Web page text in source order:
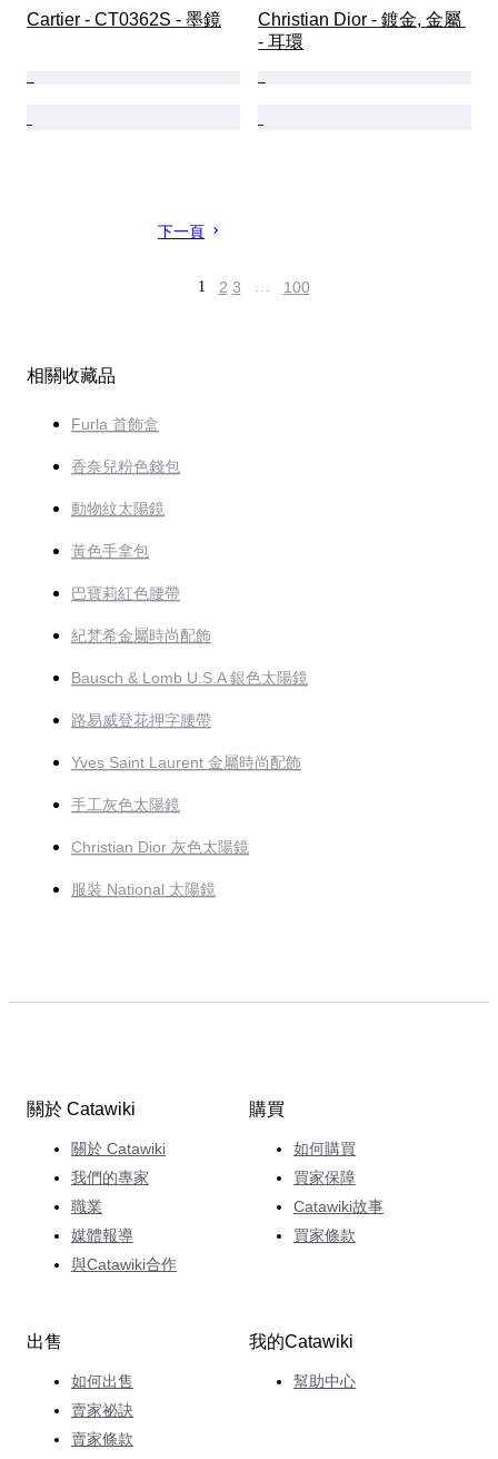
Cartier - CT0362S - 墨鏡
Christian Dior - 鍍金, 金屬
- 耳環
下一頁
1 2 3 … 100
相關收藏品
Furla 首飾盒
香奈兒粉色錢包
動物紋太陽鏡
黃色手拿包
巴寶莉紅色腰帶
紀梵希金屬時尚配飾
Bausch & Lomb U.S.A 銀色太陽鏡
路易威登花押字腰帶
Yves Saint Laurent 金屬時尚配飾
手工灰色太陽鏡
Christian Dior 灰色太陽鏡
服裝 National 太陽鏡
關於 Catawiki
關於 Catawiki
我們的專家
職業
媒體報導
與Catawiki合作
購買
如何購買
買家保障
Catawiki故事
買家條款
出售
如何出售
賣家祕訣
賣家條款
我的Catawiki
幫助中心